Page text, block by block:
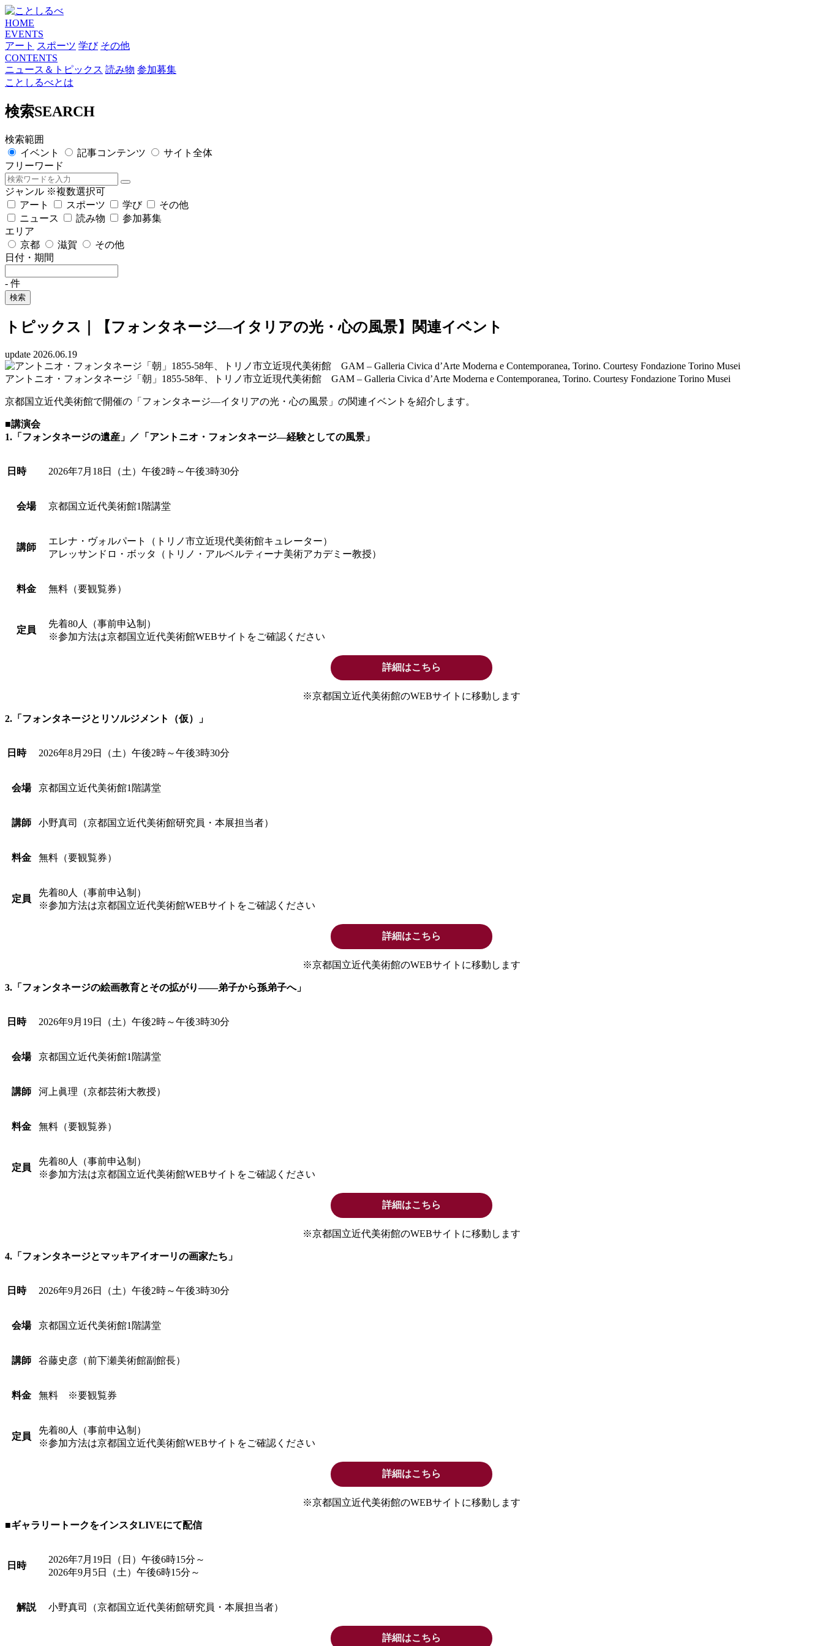
HOME
EVENTS
アート スポーツ 学び その他
CONTENTS
ニュース＆トピックス 読み物 参加募集
ことしるべとは
検索SEARCH
検索範囲
イベント
記事コンテンツ
サイト全体
フリーワード
ジャンル ※複数選択可
アート
スポーツ 学び
その他
ニュース
読み物
参加募集
エリア
京都
滋賀
その他
日付・期間
- 件
検索
トピックス｜【フォンタネージ—イタリアの光・心の風景】関連イベント
update 2026.06.19
アントニオ・フォンタネージ「朝」1855-58年、トリノ市立近現代美術館 GAM – Galleria Civica d’Arte Moderna e Contemporanea, Torino. Courtesy Fondazione Torino Musei
京都国立近代美術館で開催の「フォンタネージ—イタリアの光・心の風景」の関連イベントを紹介します。
■講演会
1.「フォンタネージの遺産」／「アントニオ・フォンタネージ—経験としての風景」
日時 2026年7月18日（土）午後2時～午後3時30分
会場 京都国立近代美術館1階講堂
講師
エレナ・ヴォルパート（トリノ市立近現代美術館キュレーター）
アレッサンドロ・ボッタ（トリノ・アルベルティーナ美術アカデミー教授）
料金 無料（要観覧券）
定員
先着80人（事前申込制）
※参加方法は京都国立近代美術館WEBサイトをご確認ください
詳細はこちら
※京都国立近代美術館のWEBサイトに移動します
2.「フォンタネージとリソルジメント（仮）」
日時 2026年8月29日（土）午後2時～午後3時30分
会場 京都国立近代美術館1階講堂
講師 小野真司（京都国立近代美術館研究員・本展担当者）
料金 無料（要観覧券）
定員
先着80人（事前申込制）
※参加方法は京都国立近代美術館WEBサイトをご確認ください
詳細はこちら
※京都国立近代美術館のWEBサイトに移動します
3.「フォンタネージの絵画教育とその拡がり——弟子から孫弟子へ」
日時 2026年9月19日（土）午後2時～午後3時30分
会場 京都国立近代美術館1階講堂
講師 河上眞理（京都芸術大教授）
料金 無料（要観覧券）
定員
先着80人（事前申込制）
※参加方法は京都国立近代美術館WEBサイトをご確認ください
詳細はこちら
※京都国立近代美術館のWEBサイトに移動します
4.「フォンタネージとマッキアイオーリの画家たち」
日時 2026年9月26日（土）午後2時～午後3時30分
会場 京都国立近代美術館1階講堂
講師 谷藤史彦（前下瀬美術館副館長）
料金 無料 ※要観覧券
定員
先着80人（事前申込制）
※参加方法は京都国立近代美術館WEBサイトをご確認ください
詳細はこちら
※京都国立近代美術館のWEBサイトに移動します
■ギャラリートークをインスタLIVEにて配信
日時
2026年7月19日（日）午後6時15分～
2026年9月5日（土）午後6時15分～
解説 小野真司（京都国立近代美術館研究員・本展担当者）
詳細はこちら